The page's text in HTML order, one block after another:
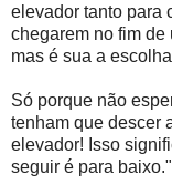
elevador tanto para
chegarem no fim de
mas é sua a
Só porque não
tenham que descer
elevador! Isso
seguir é para baixo."